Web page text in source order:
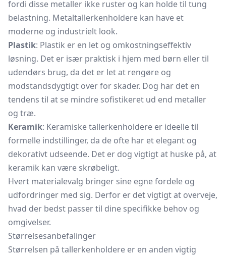
fordi disse metaller ikke ruster og kan holde til tung
belastning. Metaltallerkenholdere kan have et
moderne og industrielt look.
Plastik: Plastik er en let og omkostningseffektiv
løsning. Det er især praktisk i hjem med børn eller til
udendørs brug, da det er let at rengøre og
modstandsdygtigt over for skader. Dog har det en
tendens til at se mindre sofistikeret ud end metaller
og træ.
Keramik: Keramiske tallerkenholdere er ideelle til
formelle indstillinger, da de ofte har et elegant og
dekorativt udseende. Det er dog vigtigt at huske på, at
keramik kan være skrøbeligt.
Hvert materialevalg bringer sine egne fordele og
udfordringer med sig. Derfor er det vigtigt at overveje,
hvad der bedst passer til dine specifikke behov og
omgivelser.
Størrelsesanbefalinger
Størrelsen på tallerkenholdere er en anden vigtig